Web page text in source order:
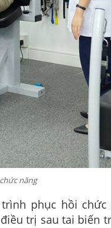
năng
phục hồi chức
trị sau tai biến